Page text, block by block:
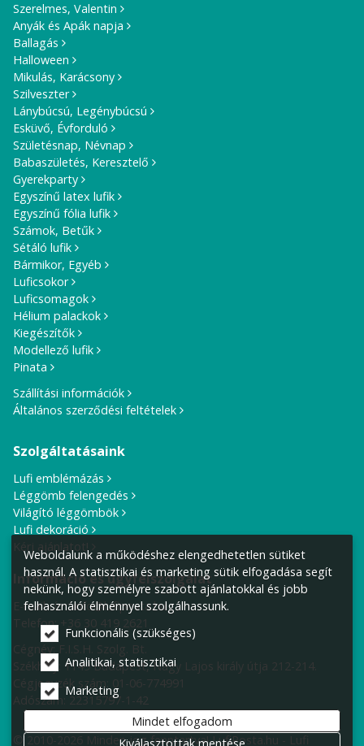
Szerelmes, Valentin
Anyák és Apák napja
Ballagás
Halloween
Mikulás, Karácsony
Szilveszter
Lánybúcsú, Legénybúcsú
Esküvő, Évforduló
Születésnap, Névnap
Babaszületés, Keresztelő
Gyerekparty
Egyszínű latex lufik
Egyszínű fólia lufik
Számok, Betűk
Sétáló lufik
Bármikor, Egyéb
Luficsokor
Luficsomagok
Hélium palackok
Kiegészítők
Modellező lufik
Pinata
Szállítási információk
Általános szerződési feltételek
Szolgáltatásaink
Lufi emblémázás
Léggömb felengedés
Világító léggömbök
Lufi dekoráció
Kérj ajánlatot!
Információ és ügyfélszolgálat
E-mail cím:info@lufiposta.hu
Telefon:+36 30 419 2621
Cégnév: F.I.S.H. Szolg. Bt.
Székhely: 1149 Budapest, Nagy Lajos király útja 212-214.
Cégjegyzék szám: 01-06-774991
Adószám: 22315797-1-42
© 2010-2026 Minden jog fenntartva! LufiPosta.hu - Lufi
Weboldalunk a működéshez elengedhetetlen sütiket
használ. A statisztikai és marketing sütik elfogadása segít
nekünk, hogy személyre szabott ajánlatokkal és jobb
felhasználói élménnyel szolgálhassunk.
Funkcionális (szükséges)
Analitikai, statisztikai
Marketing
Mindet elfogadom